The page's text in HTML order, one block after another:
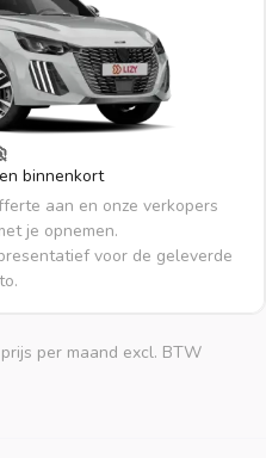
binnenkort
aan en onze verkopers
je opnemen.
voor de geleverde
per maand excl. BTW